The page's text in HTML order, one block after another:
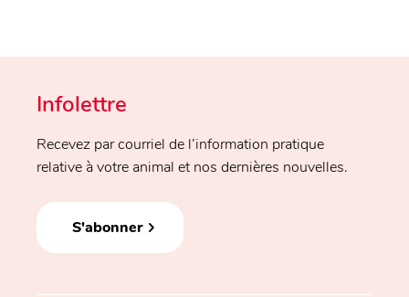
Infolettre
Recevez par courriel de l’information pratique
relative à votre animal et nos dernières nouvelles.
S'abonner